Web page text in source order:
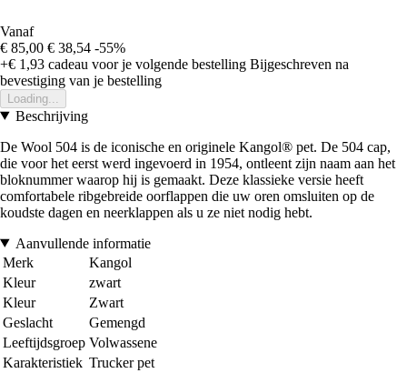
Vanaf
€ 85,00 € 38,54 -55%
+€ 1,93 cadeau voor je volgende bestelling Bijgeschreven na
bevestiging van je bestelling
Loading...
Beschrijving
De Wool 504 is de iconische en originele Kangol® pet. De 504 cap,
die voor het eerst werd ingevoerd in 1954, ontleent zijn naam aan het
bloknummer waarop hij is gemaakt. Deze klassieke versie heeft
comfortabele ribgebreide oorflappen die uw oren omsluiten op de
koudste dagen en neerklappen als u ze niet nodig hebt.
Aanvullende informatie
Merk
Kangol
Kleur
zwart
Kleur
Zwart
Geslacht
Gemengd
Leeftijdsgroep Volwassene
Karakteristiek Trucker pet